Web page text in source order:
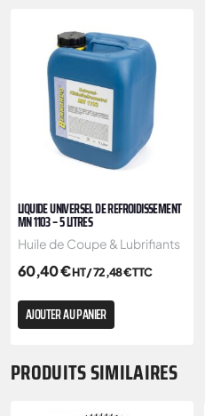
LIQUIDE UNIVERSEL DE REFROIDISSEMENT
MN 1103 – 5 LITRES
Huile de Coupe & Lubrifiants
60,40€HT /72,48€TTC
AJOUTER AU PANIER
PRODUITS SIMILAIRES